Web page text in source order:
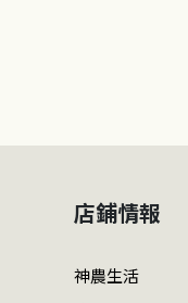
店鋪情報
神農生活